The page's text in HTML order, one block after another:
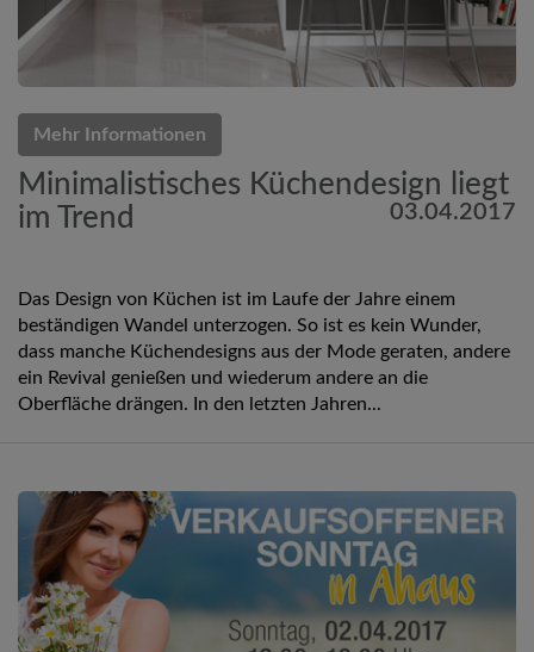
Mehr Informationen
Minimalistisches Küchendesign liegt
im Trend
03.04.2017
Das Design von Küchen ist im Laufe der Jahre einem
beständigen Wandel unterzogen. So ist es kein Wunder,
dass manche Küchendesigns aus der Mode geraten, andere
ein Revival genießen und wiederum andere an die
Oberfläche drängen. In den letzten Jahren...